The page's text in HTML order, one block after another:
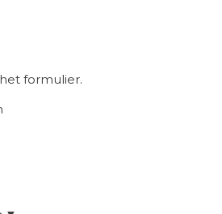
formulier.